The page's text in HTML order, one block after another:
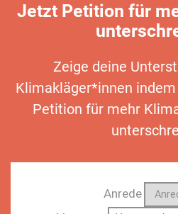
Jetzt Petition für
Zeige deine
Klimakläger*innen
Petition für mehr